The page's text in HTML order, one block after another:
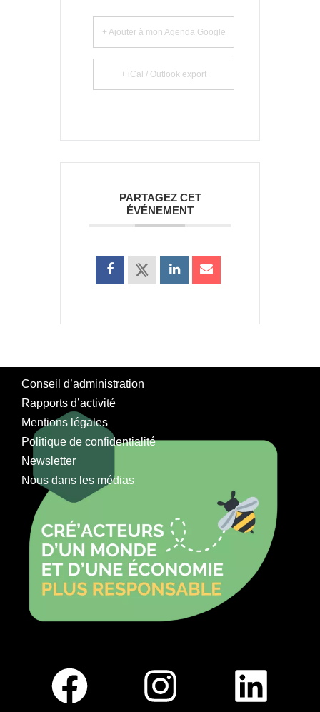
+ Ajouter à mon Agenda Google
+ iCal / Outlook export
PARTAGEZ CET
ÉVÉNEMENT
Conseil d’administration
Rapports d’activité
Mentions légales
Politique de confidentialité
Newsletter
Nous dans les médias